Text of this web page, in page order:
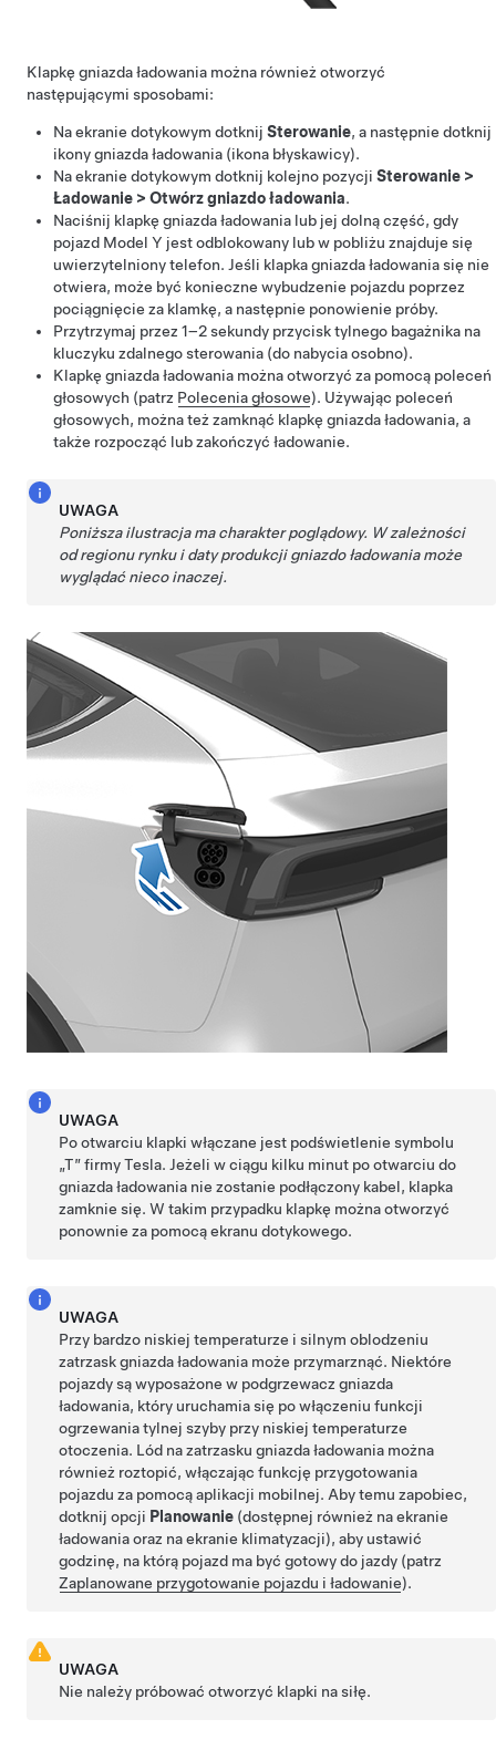
Klapkę gniazda ładowania można również otworzyć
następującymi sposobami:
Na ekranie dotykowym dotknij Sterowanie, a następnie dotknij
ikony gniazda ładowania (ikona błyskawicy).
Na ekranie dotykowym dotknij kolejno pozycji Sterowanie >
Ładowanie > Otwórz gniazdo ładowania.
Naciśnij klapkę gniazda ładowania lub jej dolną część, gdy
pojazd Model Y jest odblokowany lub w pobliżu znajduje się
uwierzytelniony telefon. Jeśli klapka gniazda ładowania się nie
otwiera, może być konieczne wybudzenie pojazdu poprzez
pociągnięcie za klamkę, a następnie ponowienie próby.
Przytrzymaj przez 1–2 sekundy przycisk tylnego bagażnika na
kluczyku zdalnego sterowania (do nabycia osobno).
Klapkę gniazda ładowania można otworzyć za pomocą poleceń
głosowych (patrz Polecenia głosowe). Używając poleceń
głosowych, można też zamknąć klapkę gniazda ładowania, a
także rozpocząć lub zakończyć ładowanie.
UWAGA
Poniższa ilustracja ma charakter poglądowy. W zależności
od regionu rynku i daty produkcji gniazdo ładowania może
wyglądać nieco inaczej.
UWAGA
Po otwarciu klapki włączane jest podświetlenie symbolu
„T” firmy Tesla. Jeżeli w ciągu kilku minut po otwarciu do
gniazda ładowania nie zostanie podłączony kabel, klapka
zamknie się. W takim przypadku klapkę można otworzyć
ponownie za pomocą ekranu dotykowego.
UWAGA
Przy bardzo niskiej temperaturze i silnym oblodzeniu
zatrzask gniazda ładowania może przymarznąć. Niektóre
pojazdy są wyposażone w podgrzewacz gniazda
ładowania, który uruchamia się po włączeniu funkcji
ogrzewania tylnej szyby przy niskiej temperaturze
otoczenia. Lód na zatrzasku gniazda ładowania można
również roztopić, włączając funkcję przygotowania
pojazdu za pomocą aplikacji mobilnej. Aby temu zapobiec,
dotknij opcji Planowanie (dostępnej również na ekranie
ładowania oraz na ekranie klimatyzacji), aby ustawić
godzinę, na którą pojazd ma być gotowy do jazdy (patrz
Zaplanowane przygotowanie pojazdu i ładowanie).
UWAGA
Nie należy próbować otworzyć klapki na siłę.